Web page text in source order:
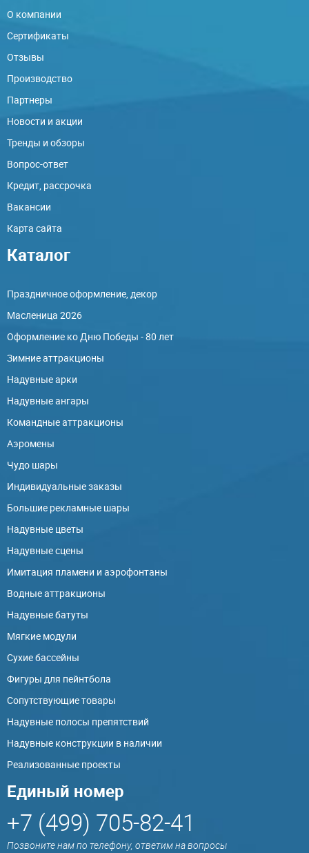
О компании
Сертификаты
Отзывы
Производство
Партнеры
Новости и акции
Тренды и обзоры
Вопрос-ответ
Кредит, рассрочка
Вакансии
Карта сайта
Каталог
Праздничное оформление, декор
Масленица 2026
Оформление ко Дню Победы - 80 лет
Зимние аттракционы
Надувные арки
Надувные ангары
Командные аттракционы
Аэромены
Чудо шары
Индивидуальные заказы
Большие рекламные шары
Надувные цветы
Надувные сцены
Имитация пламени и аэрофонтаны
Водные аттракционы
Надувные батуты
Мягкие модули
Сухие бассейны
Фигуры для пейнтбола
Сопутствующие товары
Надувные полосы препятствий
Надувные конструкции в наличии
Реализованные проекты
Единый номер
+7 (499) 705-82-41
Позвоните нам по телефону, ответим на вопросы